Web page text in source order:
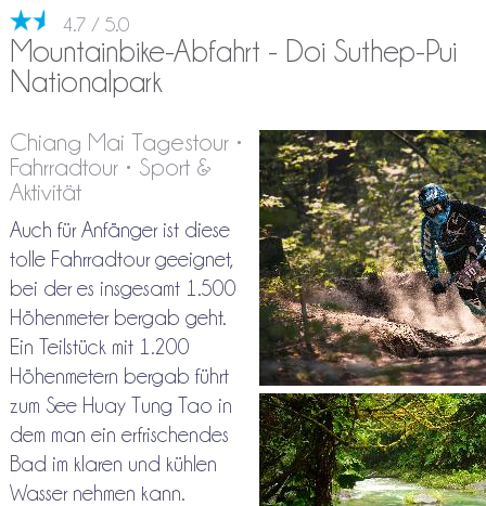
4.7 / 5.0
Mountainbike-Abfahrt - Doi Suthep-Pui
Nationalpark
Chiang Mai Tagestour •
Fahrradtour • Sport &
Aktivität
Auch für Anfänger ist diese
tolle Fahrradtour geeignet,
bei der es insgesamt 1.500
Höhenmeter bergab geht.
Ein Teilstück mit 1.200
Höhenmetern bergab führt
zum See Huay Tung Tao in
dem man ein erfrischendes
Bad im klaren und kühlen
Wasser nehmen kann.